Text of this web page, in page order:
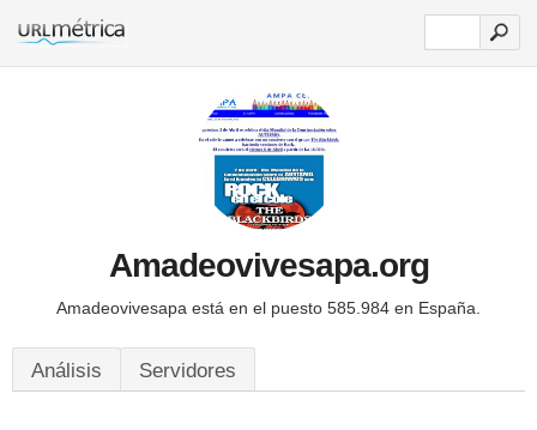
Amadeovivesapa.org
Amadeovivesapa está en el puesto 585.984 en España.
Análisis Servidores